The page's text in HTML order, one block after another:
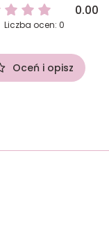
0.00
Liczba ocen: 0
Oceń i opisz